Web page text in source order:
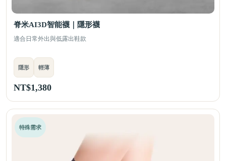
脊米AI3D智能襪｜隱形襪
適合日常外出與低露出鞋款
隱形 輕薄
NT$1,380
特殊需求